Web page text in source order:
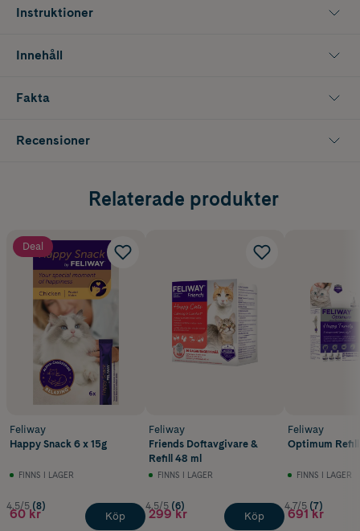
Instruktioner
Innehåll
Fakta
Recensioner
Relaterade produkter
Deal
Feliway
Happy Snack 6 x 15g
FINNS I LAGER
4.5/5 (8)
60 kr Köp
Feliway
Friends Doftavgivare &
Refill 48 ml
FINNS I LAGER
4.5/5 (6)
299 kr Köp
Feliway
Optimum
FINNS I LAGER
4.7/5 (7)
691 kr